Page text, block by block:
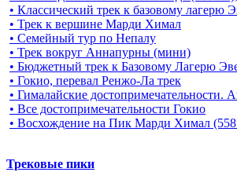
• Классический трек к базовому лагерю
• Трек к вершине Марди Химал
• Семейный тур по Непалу
• Трек вокруг Аннапурны (мини)
• Бюджетный трек к Базовому Лагерю
• Гокио, перевал Ренжо-Ла трек
• Гималайские достопримечательности.
• Все достопримечательности Гокио
• Восхождение на Пик Марди Химал
Трековые пики